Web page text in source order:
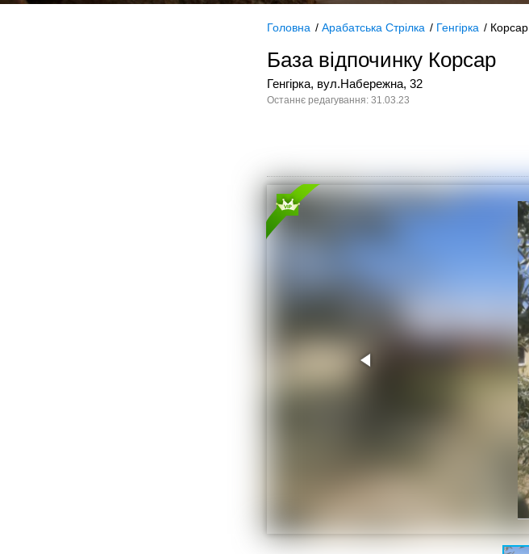
Головна /Арабатська Стрілка / Генгірка / Корсар
База відпочинку Корсар
Генгірка, вул.Набережна, 32
Останнє редагування: 31.03.23